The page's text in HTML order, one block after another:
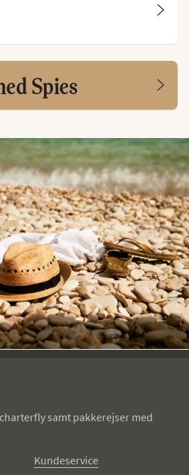
Spies
samt pakkerejser med
Kundeservice